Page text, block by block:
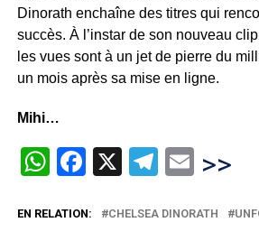
Dinorath enchaîne des titres qui
succès. À l’instar de son nouveau
les vues sont à un jet de pierre du
un mois après sa mise en ligne.
Mihi…
WhatsApp
Facebook
X Telegram
Email
>>
EN RELATION: CHELSEA DINORATH